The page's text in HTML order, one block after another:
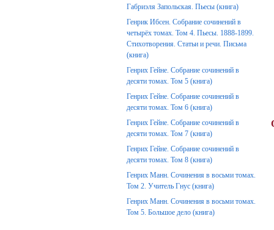
Габриэля Запольская. Пьесы (книга)
Генрик Ибсен. Собрание сочинений в
четырёх томах. Том 4. Пьесы. 1888-1899.
Стихотворения. Статьи и речи. Письма
(книга)
Генрих Гейне. Собрание сочинений в
десяти томах. Том 5 (книга)
Генрих Гейне. Собрание сочинений в
десяти томах. Том 6 (книга)
Генрих Гейне. Собрание сочинений в
десяти томах. Том 7 (книга)
Генрих Гейне. Собрание сочинений в
десяти томах. Том 8 (книга)
Генрих Манн. Сочинения в восьми томах.
Том 2. Учитель Гнус (книга)
Генрих Манн. Сочинения в восьми томах.
Том 5. Большое дело (книга)